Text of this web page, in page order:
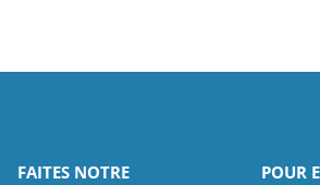
FAITES NOTRE
POUR